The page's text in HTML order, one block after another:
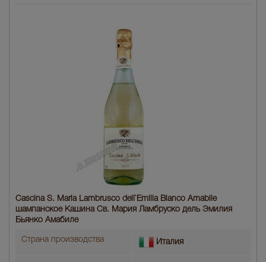
Cascina S. Maria Lambrusco dell`Emilia Bianco Amabile
шампанское Кашина Св. Мария Ламбруско дель Эмилия
Бьянко Амабиле
Страна производства Италия